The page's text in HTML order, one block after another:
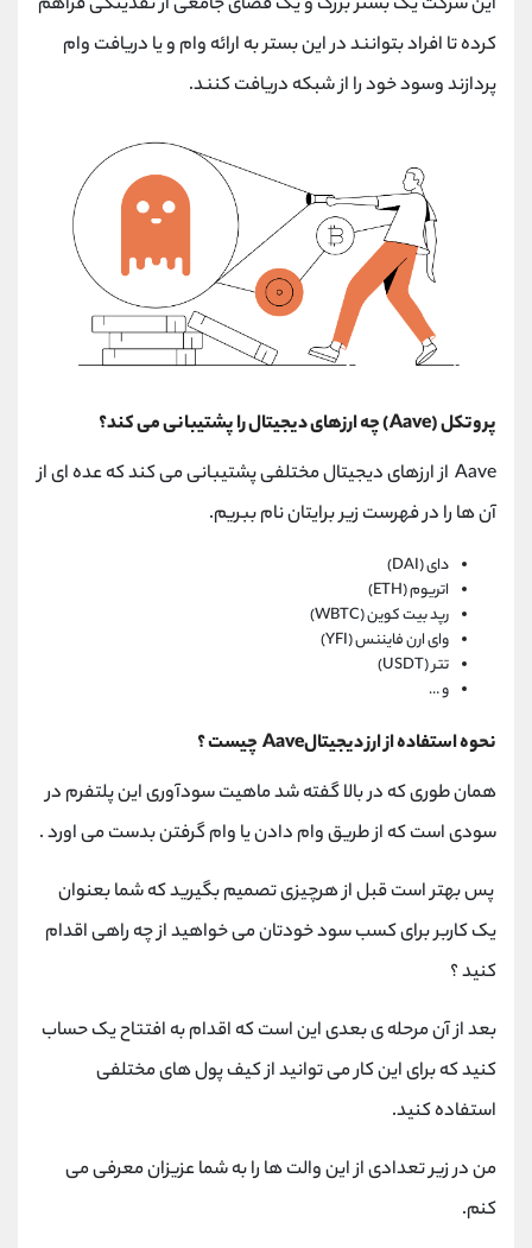
کرده تا افراد بتوانند در این بستر به ارائه وام و یا دریافت وام
پردازند وسود خود را از شبکه دریافت کنند.
پروتکل (Aave) چه ارزهای دیجیتال را پشتیبانی می کند؟
Aave از ارزهای دیجیتال مختلفی پشتیبانی می کند که عده ای از
آن ها را در فهرست زیر برایتان نام ببریم.
دای (DAI)
اتریوم (ETH)
رپد بیت کوین (WBTC)
وای ارن فایننس (YFI)
تتر (USDT)
و …
نحوه استفاده از ارز دیجیتالAave چیست ؟
همان طوری که در بالا گفته شد ماهیت سودآوری این پلتفرم در
سودی است که از طریق وام دادن یا وام گرفتن بدست می اورد .
پس بهتر است قبل از هرچیزی تصمیم بگیرید که شما بعنوان
یک کاربر برای کسب سود خودتان می خواهید از چه راهی اقدام
کنید ؟
بعد از آن مرحله ی بعدی این است که اقدام به افتتاح یک حساب
کنید که برای این کار می توانید از کیف پول های مختلفی
استفاده کنید.
من در زیر تعدادی از این والت ها را به شما عزیزان معرفی می
کنم.